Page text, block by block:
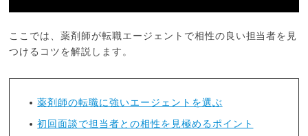
ここでは、薬剤師が転職エージェントで相性の良い担当者を見
つけるコツを解説します。
薬剤師の転職に強いエージェントを選ぶ
初回面談で担当者との相性を見極めるポイント